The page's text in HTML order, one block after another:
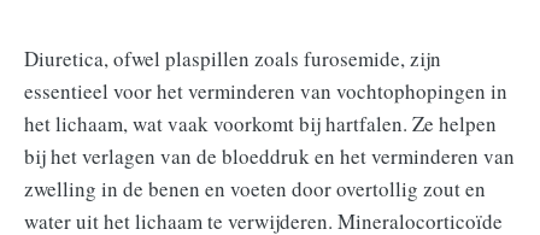
Diuretica, ofwel plaspillen zoals furosemide, zijn
essentieel voor het verminderen van vochtophopingen in
het lichaam, wat vaak voorkomt bij hartfalen. Ze helpen
bij het verlagen van de bloeddruk en het verminderen van
zwelling in de benen en voeten door overtollig zout en
water uit het lichaam te verwijderen. Mineralocorticoïde